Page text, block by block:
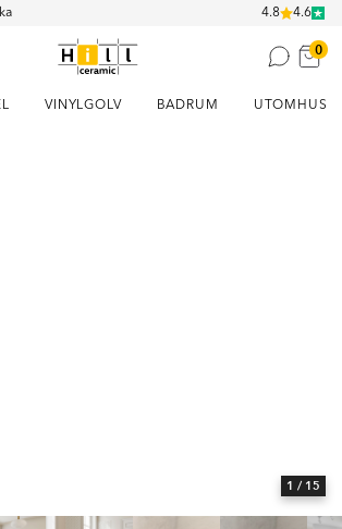
4.8 4.6
0
VINYLGOLV BADRUM UTOMHUS
1 / 15